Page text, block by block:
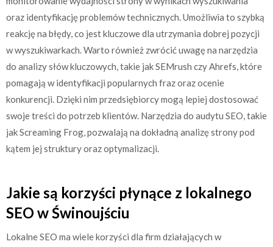
oraz identyfikację problemów technicznych. Umożliwia to szybką
reakcję na błędy, co jest kluczowe dla utrzymania dobrej pozycji
w wyszukiwarkach. Warto również zwrócić uwagę na narzędzia
do analizy słów kluczowych, takie jak SEMrush czy Ahrefs, które
pomagają w identyfikacji popularnych fraz oraz ocenie
konkurencji. Dzięki nim przedsiębiorcy mogą lepiej dostosować
swoje treści do potrzeb klientów. Narzędzia do audytu SEO, takie
jak Screaming Frog, pozwalają na dokładną analizę strony pod
kątem jej struktury oraz optymalizacji.
Jakie są korzyści płynące z lokalnego
SEO w Świnoujściu
Lokalne SEO ma wiele korzyści dla firm działających w